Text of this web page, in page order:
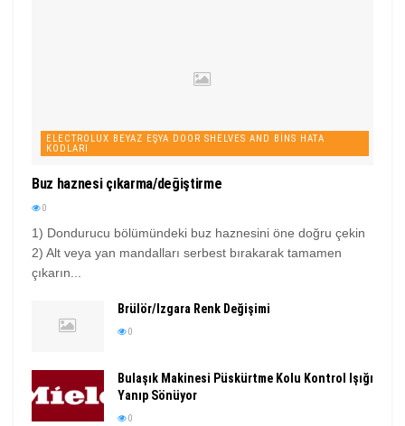
ELECTROLUX BEYAZ EŞYA DOOR SHELVES AND BINS HATA
KODLARI
Buz haznesi çıkarma/değiştirme
0
1) Dondurucu bölümündeki buz haznesini öne doğru çekin
2) Alt veya yan mandalları serbest bırakarak tamamen
çıkarın...
Brülör/Izgara Renk Değişimi
0
Bulaşık Makinesi Püskürtme Kolu Kontrol Işığı
Yanıp Sönüyor
0